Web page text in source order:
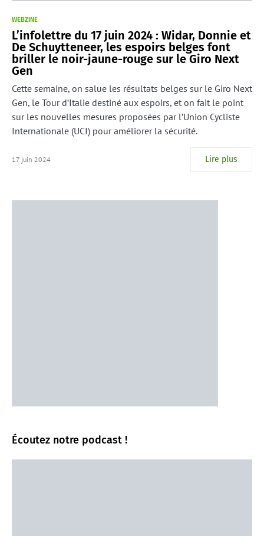
WEBZINE
L’infolettre du 17 juin 2024 : Widar, Donnie et
De Schuytteneer, les espoirs belges font
briller le noir-jaune-rouge sur le Giro Next
Gen
Cette semaine, on salue les résultats belges sur le Giro Next
Gen, le Tour d’Italie destiné aux espoirs, et on fait le point
sur les nouvelles mesures proposées par l’Union Cycliste
Internationale (UCI) pour améliorer la sécurité.
17 juin 2024 Lire plus
Écoutez notre podcast !